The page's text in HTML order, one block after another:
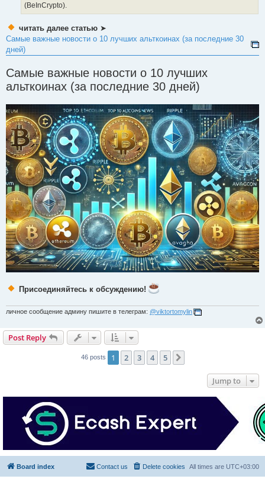
(BeInCrypto)​.
читать далее статью ➤
Самые важные новости о 10 лучших альткоинах (за последние 30
дней)
Самые важные новости о 10 лучших
альткоинах (за последние 30 дней)
Присоединяйтесь к обсуждению!
личное сообщение админу пишите в телеграм: @viktortomylin
Post Reply
46 posts 1 2 3 4 5
Jump to
Board index All times are UTC+03:00
Delete cookies
Contact us